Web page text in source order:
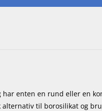
enten en rund eller en
alternativ til borosilikat og